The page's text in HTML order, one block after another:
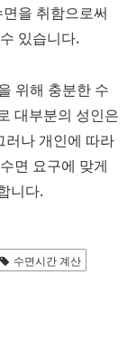
을 취함으로써
있습니다.
위해 충분한 수
대부분의 성인은
러나 개인에 따라
면 요구에 맞게
니다.
수면시간 계산